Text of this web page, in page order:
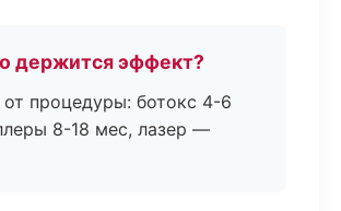
держится эффект?
от процедуры: ботокс 4-6
8-18 мес, лазер —